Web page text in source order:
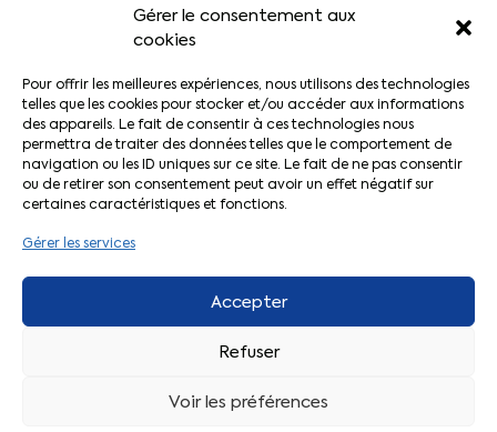
Gérer le consentement aux
cookies
Pour offrir les meilleures expériences, nous utilisons des technologies
telles que les cookies pour stocker et/ou accéder aux informations
des appareils. Le fait de consentir à ces technologies nous
permettra de traiter des données telles que le comportement de
navigation ou les ID uniques sur ce site. Le fait de ne pas consentir
ou de retirer son consentement peut avoir un effet négatif sur
certaines caractéristiques et fonctions.
Gérer les services
Accepter
Refuser
Voir les préférences
05 49 88 28 18 | 06 51 75 27 48
URD Nouvelle-Aquitaine
Page d’accueil
Nos formations
Mandats CFTC
Trouver votre contact